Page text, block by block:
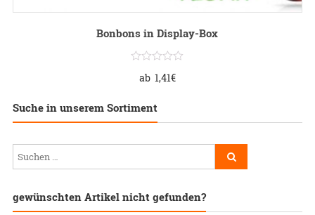
Bonbons in Display-Box
ab 1,41€
Suche in unserem Sortiment
gewünschten Artikel nicht gefunden?